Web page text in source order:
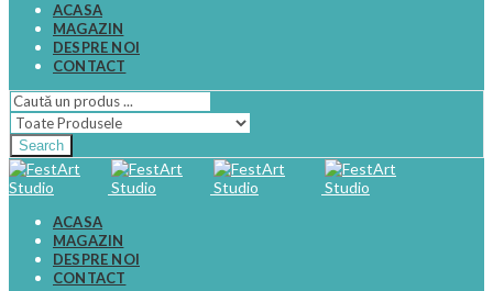
ACASA
MAGAZIN
DESPRE NOI
CONTACT
Search
ACASA
MAGAZIN
DESPRE NOI
CONTACT